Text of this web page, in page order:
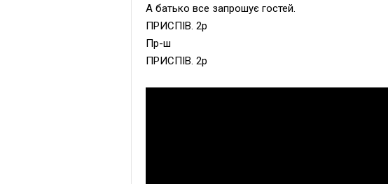
А батько все запрошує гостей.
ПРИСПІВ. 2р
Пр-ш
ПРИСПІВ. 2р